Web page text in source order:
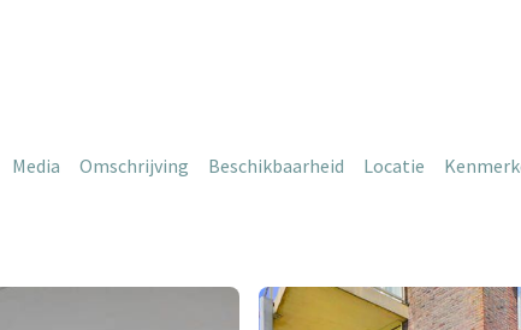
Media Omschrijving Beschikbaarheid Locatie